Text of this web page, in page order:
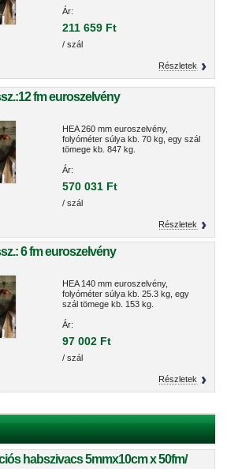
Ár:
211 659 Ft
/ szál
Részletek
fm euroszelvény
HEA 260 mm euroszelvény,
folyóméter súlya kb. 70 kg, egy szál
tömege kb. 847 kg.
Ár:
570 031 Ft
/ szál
Részletek
6 fm euroszelvény
HEA 140 mm euroszelvény,
folyóméter súlya kb. 25.3 kg, egy
szál tömege kb. 153 kg.
Ár:
97 002 Ft
/ szál
Részletek
habszivacs 5mmx10cm x 50fm/